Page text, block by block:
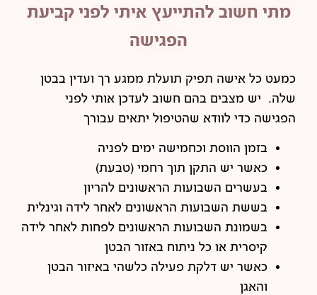
מתי חשוב להתייעץ איתי לפני קביעת
הפגישה
כמעט כל אישה תפיק תועלת ממגע רך ועדין בבטן
שלה. יש מצבים בהם חשוב לעדכן אותי לפני
הפגישה כדי לוודא שהטיפול יתאים עבורך
בזמן הווסת וכחמישה ימים לפניה
כאשר יש התקן תוך רחמי (טבעת)
בעשרים השבועות הראשונים להריון
בששת השבועות הראשונים לאחר לידה וגינלית
בשמונת השבועות הראשונים לפחות לאחר לידה
קיסרית או כל ניתוח באזור הבטן
כאשר יש דלקת פעילה כלשהי באיזור הבטן
והאגן